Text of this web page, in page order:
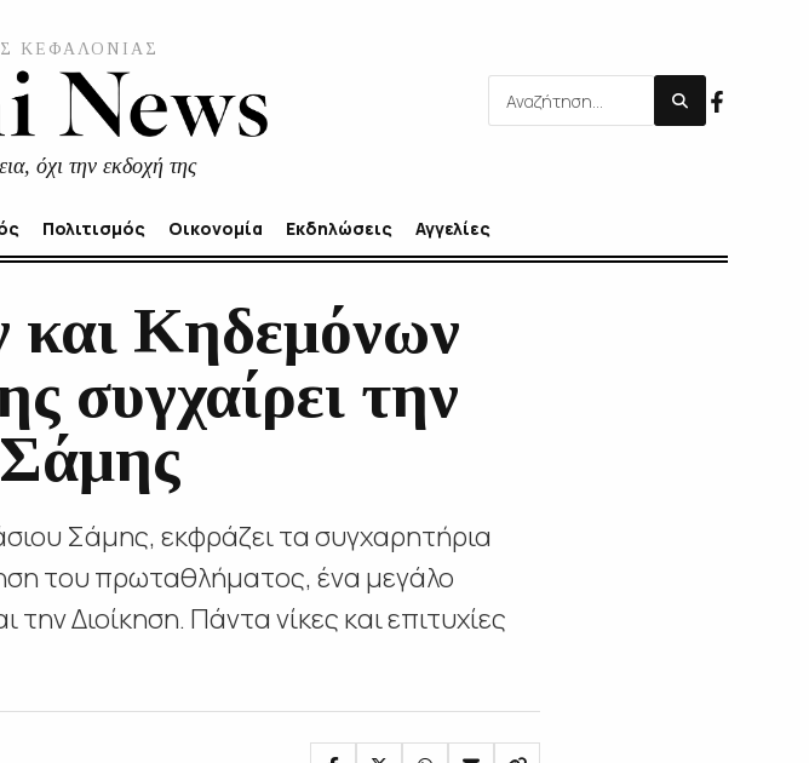
ΚΕΦΑΛΟΝΙΑΣ
όχι την εκδοχή της
Πολιτισμός Οικονομία Εκδηλώσεις Αγγελίες
και Κηδεμόνων
συγχαίρει την
Σάμης, εκφράζει τα συγχαρητήρια
του πρωταθλήματος, ένα μεγάλο
Διοίκηση. Πάντα νίκες και επιτυχίες